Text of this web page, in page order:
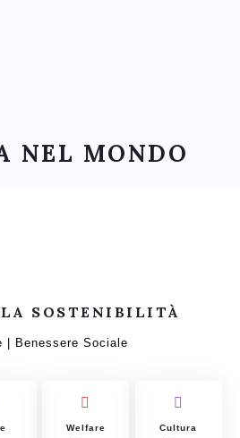
NEL MONDO
SOSTENIBILITÀ
| Benessere Sociale
Welfare Cultura